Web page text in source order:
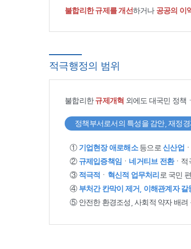
불합리한 규제를 개선하거나 공공의 이
적극행정의 범위
불합리한규제개혁 외에도 대국민 정책
정책부서로서의 특성을 감안, 재정
① 기업현장 애로해소등으로 신산업 ㆍ
② 규제입증책임 ㆍ 네거티브 전환ㆍ적
③ 적극적 ㆍ 혁신적 업무처리 로 국민
④ 부처간 칸막이 제거, 이해관계자 갈
⑤ 안전한 환경조성, 사회적 약자 배려